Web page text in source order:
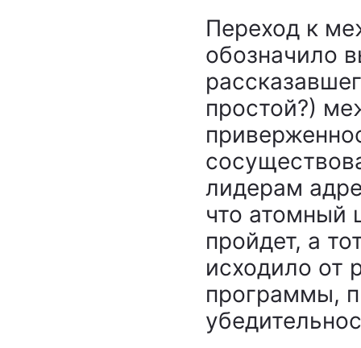
Переход к
обозначило
простой?)
лидерам
что атомный
пройдет, а
исходило от
программы,